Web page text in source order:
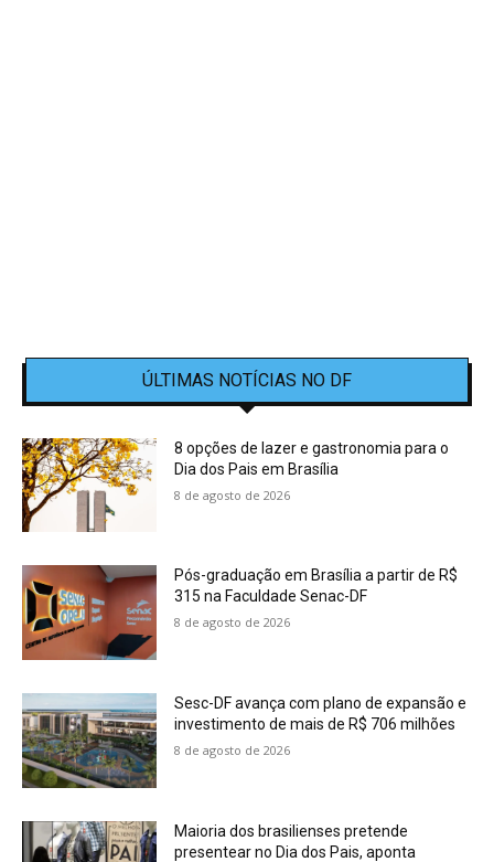
ÚLTIMAS NOTÍCIAS NO DF
8 opções de lazer e gastronomia para o
Dia dos Pais em Brasília
8 de agosto de 2026
Pós-graduação em Brasília a partir de R$
315 na Faculdade Senac-DF
8 de agosto de 2026
Sesc-DF avança com plano de expansão e
investimento de mais de R$ 706 milhões
8 de agosto de 2026
Maioria dos brasilienses pretende
presentear no Dia dos Pais, aponta